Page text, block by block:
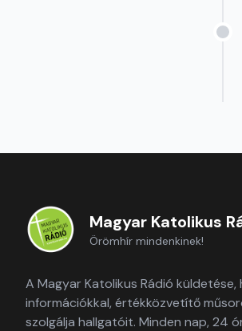
Magyar Katolikus
Örömhír mindenkinek!
A Magyar Katolikus Rádió küldetése,
információkkal, értékközvetítő
szolgálja hallgatóit. Minden nap, 24